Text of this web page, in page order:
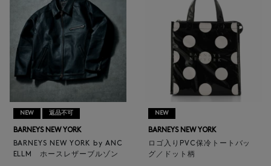
NEW 返品不可
BARNEYS NEW YORK
BARNEYS NEW YORK by ANC
ELLM ホースレザーブルゾン
NEW
BARNEYS NEW YORK
ロゴ入りPVC保冷トートバッ
グ／ドット柄